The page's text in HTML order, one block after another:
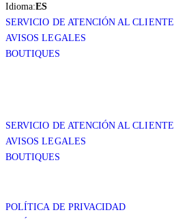
Idioma:ES
SERVICIO DE ATENCIÓN AL CLIENTE
AVISOS LEGALES
BOUTIQUES
SERVICIO DE ATENCIÓN AL CLIENTE
AVISOS LEGALES
BOUTIQUES
POLÍTICA DE PRIVACIDAD